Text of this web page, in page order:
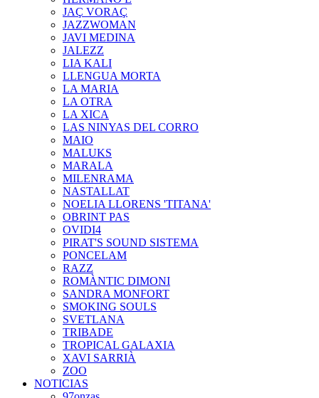
JAÇ VORAÇ
JAZZWOMAN
JAVI MEDINA
JALEZZ
LIA KALI
LLENGUA MORTA
LA MARIA
LA OTRA
LA XICA
LAS NINYAS DEL CORRO
MAIO
MALUKS
MARALA
MILENRAMA
NASTALLAT
NOELIA LLORENS 'TITANA'
OBRINT PAS
OVIDI4
PIRAT'S SOUND SISTEMA
PONCELAM
RAZZ
ROMÀNTIC DIMONI
SANDRA MONFORT
SMOKING SOULS
SVETLANA
TRIBADE
TROPICAL GALAXIA
XAVI SARRIÀ
ZOO
NOTICIAS